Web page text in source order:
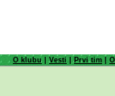
O klubu |Vesti | Prvi tim |